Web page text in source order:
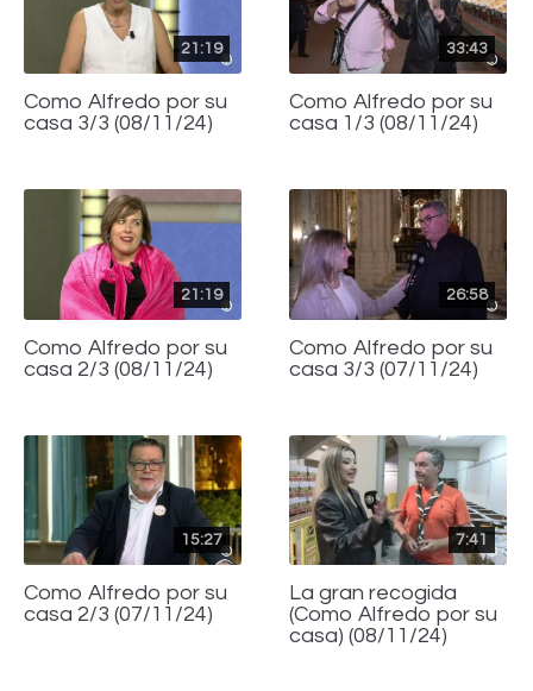
21:19
Como Alfredo por su
casa 3/3 (08/11/24)
33:43
Como Alfredo por su
casa 1/3 (08/11/24)
21:19
Como Alfredo por su
casa 2/3 (08/11/24)
26:58
Como Alfredo por su
casa 3/3 (07/11/24)
15:27
Como Alfredo por su
casa 2/3 (07/11/24)
7:41
La gran recogida
(Como Alfredo por su
casa) (08/11/24)